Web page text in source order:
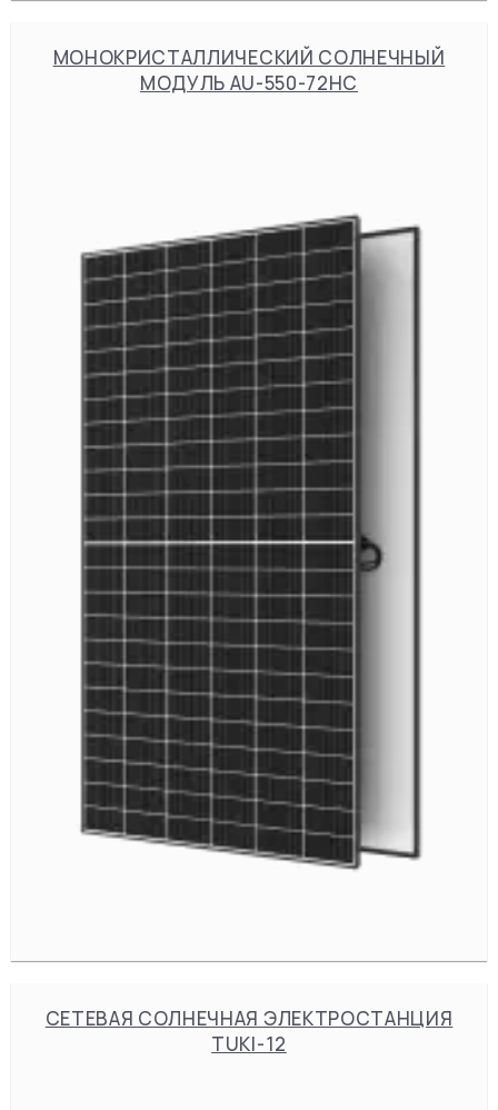
МОНОКРИСТАЛЛИЧЕСКИЙ СОЛНЕЧНЫЙ
МОДУЛЬ AU-550-72HC
СЕТЕВАЯ СОЛНЕЧНАЯ ЭЛЕКТРОСТАНЦИЯ
TUKI-12